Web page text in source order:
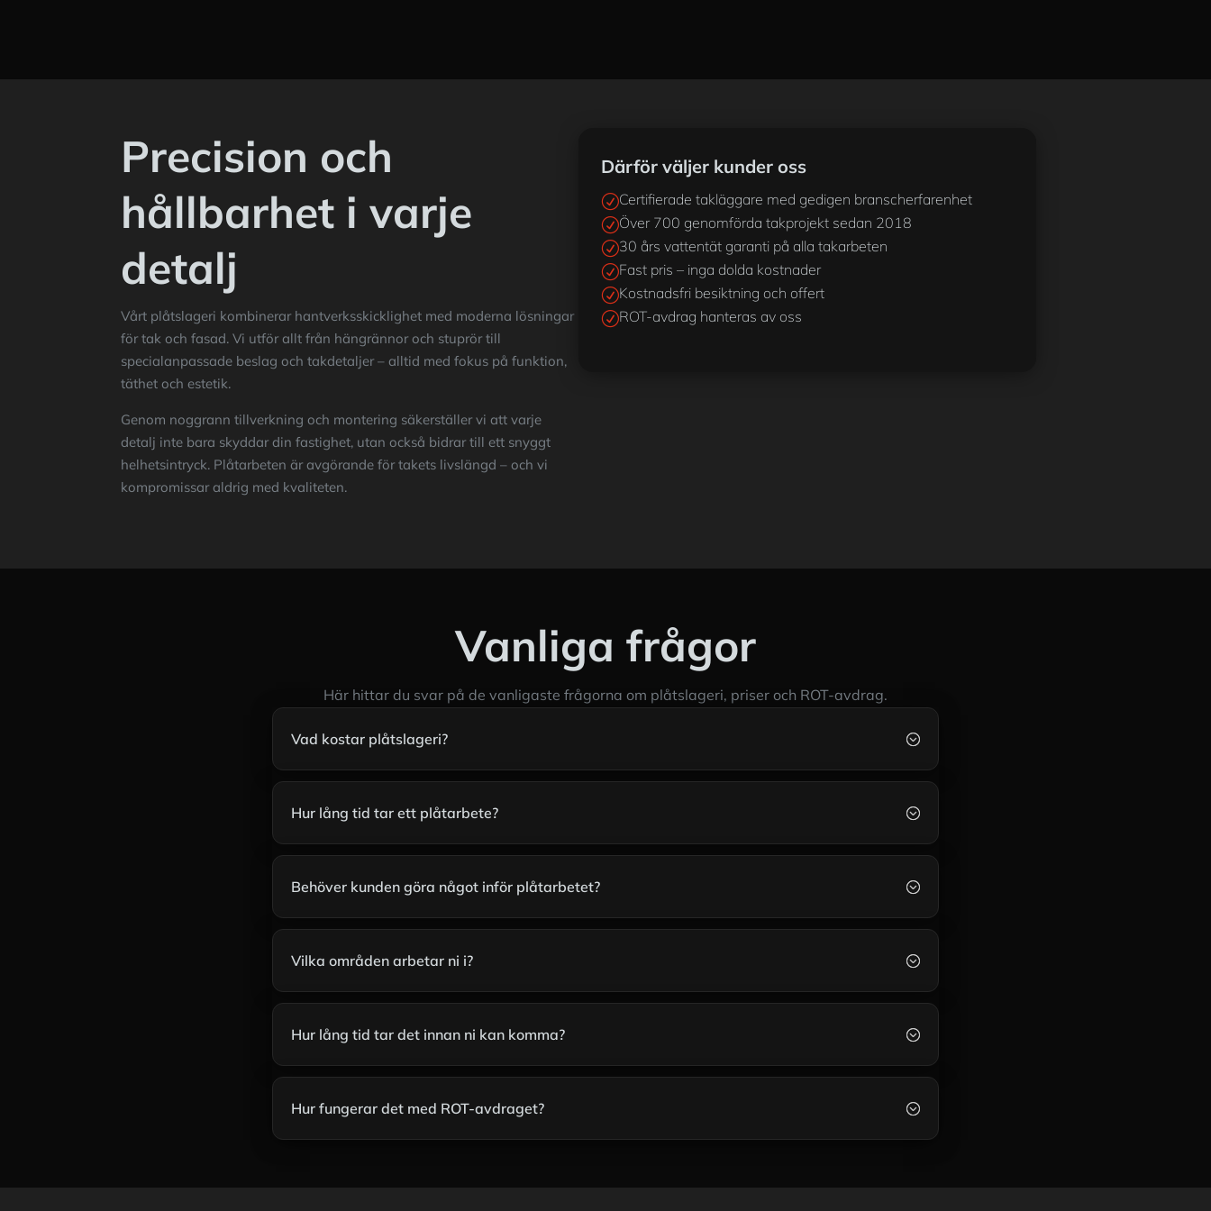
Precision och
hållbarhet i varje
detalj
Vårt plåtslageri kombinerar hantverksskicklighet med moderna lösningar
för tak och fasad. Vi utför allt från hängrännor och stuprör till
specialanpassade beslag och takdetaljer – alltid med fokus på funktion,
täthet och estetik.
Genom noggrann tillverkning och montering säkerställer vi att varje
detalj inte bara skyddar din fastighet, utan också bidrar till ett snyggt
helhetsintryck. Plåtarbeten är avgörande för takets livslängd – och vi
kompromissar aldrig med kvaliteten.
Därför väljer kunder oss
RCertifierade takläggare med gedigen branscherfarenhet
RÖver 700 genomförda takprojekt sedan 2018
R30 års vattentät garanti på alla takarbeten
RFast pris – inga dolda kostnader
RKostnadsfri besiktning och offert
RROT-avdrag hanteras av oss
Vanliga frågor
Här hittar du svar på de vanligaste frågorna om plåtslageri, priser och ROT-avdrag.
;
Vad kostar plåtslageri?
;
Hur lång tid tar ett plåtarbete?
;
Behöver kunden göra något inför plåtarbetet?
;
Vilka områden arbetar ni i?
;
Hur lång tid tar det innan ni kan komma?
;
Hur fungerar det med ROT-avdraget?